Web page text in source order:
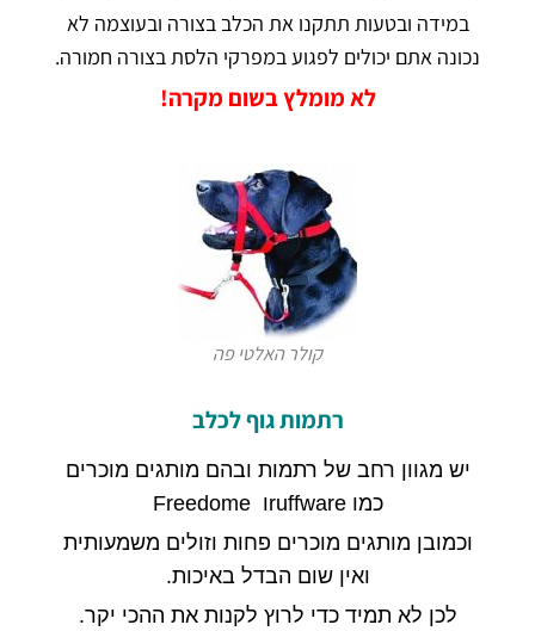
במידה ובטעות תתקנו את הכלב בצורה ובעוצמה לא
נכונה אתם יכולים לפגוע במפרקי הלסת בצורה חמורה.
לא מומלץ בשום מקרה!
קולר האלטי פה
רתמות גוף לכלב
יש מגוון רחב של רתמות ובהם מותגים מוכרים
כמו ruffwareו
Freedome
וכמובן מותגים מוכרים פחות וזולים משמעותית
ואין שום הבדל באיכות.
לכן לא תמיד כדי לרוץ לקנות את ההכי יקר.